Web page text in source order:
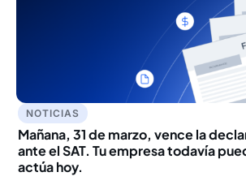
NOTICIAS
Mañana, 31 de marzo, vence la
ante el SAT. Tu empresa todavía
actúa hoy.